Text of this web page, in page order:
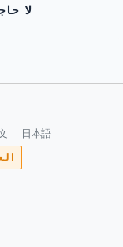
لا
日本語